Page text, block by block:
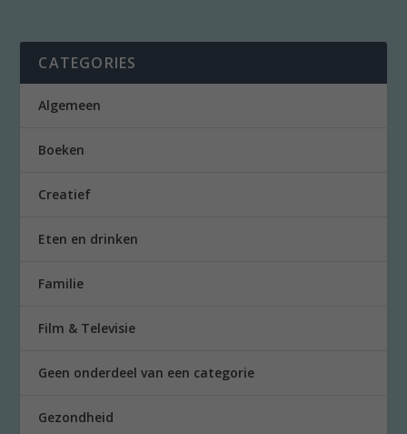
CATEGORIES
Algemeen
Boeken
Creatief
Eten en drinken
Familie
Film & Televisie
Geen onderdeel van een categorie
Gezondheid